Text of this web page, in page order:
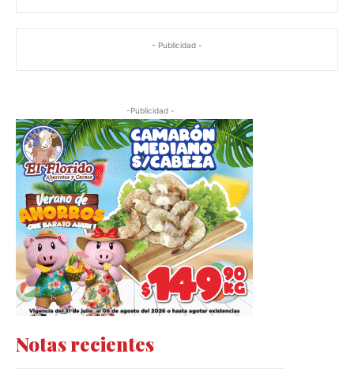
- Publicidad -
-Publicidad -
Notas recientes